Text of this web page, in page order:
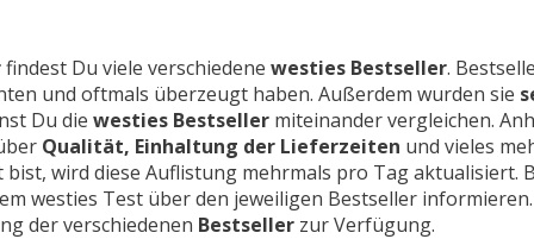
findest Du viele verschiedene westies Bestseller.
und oftmals überzeugt haben. Außerdem wurden sie
Du die westies Bestseller miteinander vergleichen.
Qualität, Einhaltung der Lieferzeiten und vieles
wird diese Auflistung mehrmals pro Tag aktualisiert.
westies Test über den jeweiligen Bestseller
der verschiedenen Bestseller zur Verfügung.